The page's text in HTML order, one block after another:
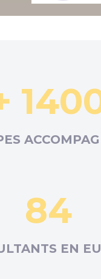
84
EN